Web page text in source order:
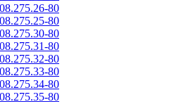
80
80
80
80
80
80
80
80